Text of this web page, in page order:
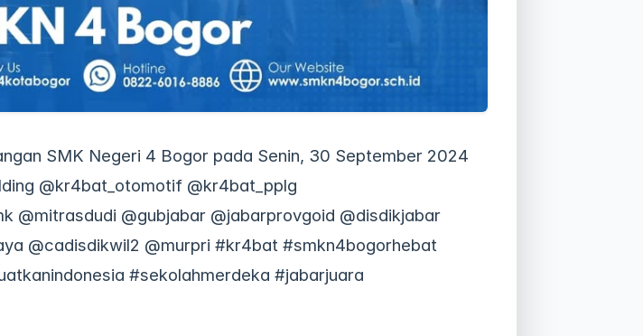
SMK Negeri 4 Bogor pada Senin, 30 September 2024
@kr4bat_otomotif @kr4bat_pplg
@mitrasdudi @gubjabar @jabarprovgoid @disdikjabar
@cadisdikwil2 @murpri #kr4bat #smkn4bogorhebat
#sekolahmerdeka #jabarjuara